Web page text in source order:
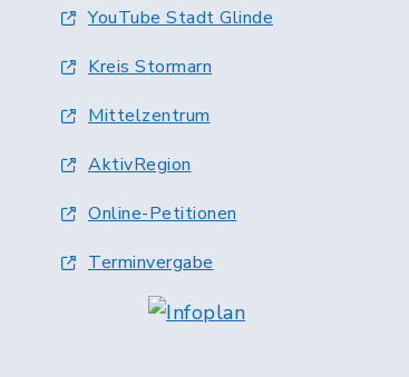
YouTube Stadt Glinde
Kreis Stormarn
Mittelzentrum
AktivRegion
Online-Petitionen
Terminvergabe